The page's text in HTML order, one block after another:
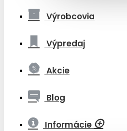
Výrobcovia
Výpredaj
Akcie
Blog
Informácie